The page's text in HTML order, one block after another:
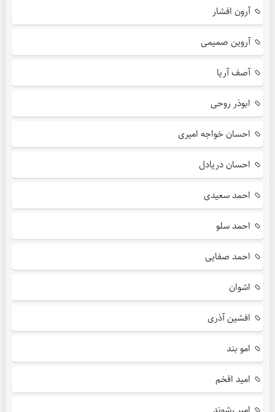
آرون افشار
آروین صمیمی
آصف آریا
ابوذر روحی
احسان خواجه امیری
احسان دریادل
احمد سعیدی
احمد سلو
احمد صفایی
اشوان
افشین آذری
امو بند
امید افخم